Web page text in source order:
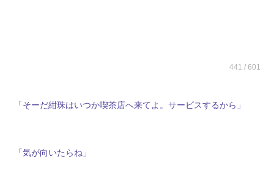
441 / 601
「そーだ紺珠はいつか喫茶店へ来てよ。サービスするから」
「気が向いたらね」